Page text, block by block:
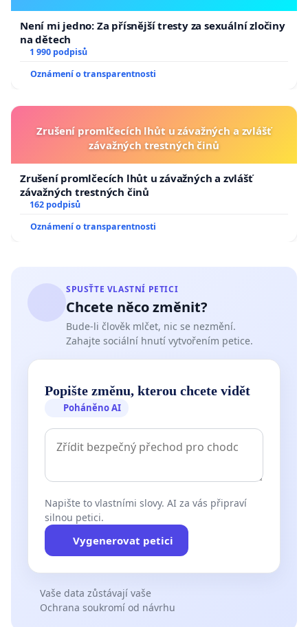
Není mi jedno: Za přísnější tresty za sexuální zločiny
na dětech
1 990 podpisů
Oznámení o transparentnosti
Zrušení promlčecích lhůt u závažných a zvlášť
závažných trestných činů
Zrušení promlčecích lhůt u závažných a zvlášť
závažných trestných činů
162 podpisů
Oznámení o transparentnosti
SPUSŤTE VLASTNÍ PETICI
Chcete něco změnit?
Bude-li člověk mlčet, nic se nezmění.
Zahajte sociální hnutí vytvořením petice.
Popište změnu, kterou chcete vidět
Poháněno AI
Napište to vlastními slovy. AI za vás připraví
silnou petici.
Vygenerovat petici
Vaše data zůstávají vaše
Ochrana soukromí od návrhu